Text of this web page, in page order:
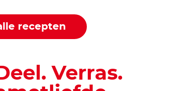
recepten
Verras.